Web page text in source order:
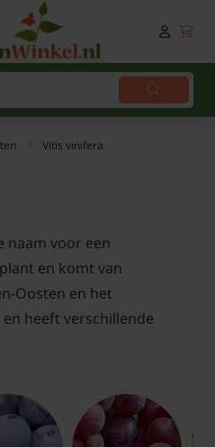
Vitis vinifera
naam voor een
en komt van
Oosten en het
heeft verschillende